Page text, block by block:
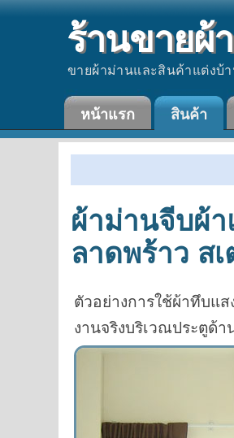
ร้านขายผ้
ขายผ้าม่านและสินค้าแต่งบ้
หน้าแรก สินค้า
ผ้าม่านจีบผ้
ลาดพร้าว ส
ตัวอย่างการใช้ผ้าทึบแ
งานจริงบริเวณประตูด้